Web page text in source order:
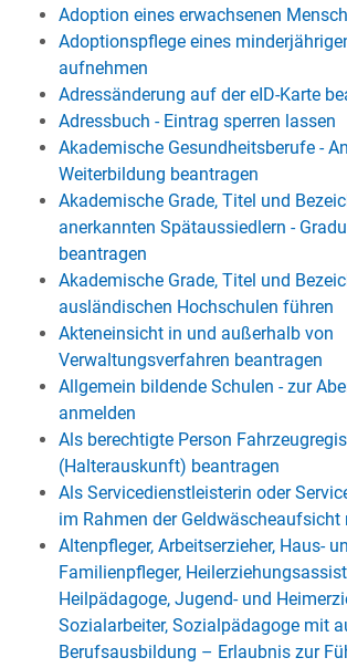
Adoption eines erwachsenen
Adoptionspflege eines
aufnehmen
Adressänderung auf der eID-Karte
Adressbuch - Eintrag sperren lassen
Akademische Gesundheitsberufe -
Weiterbildung beantragen
Akademische Grade, Titel und
anerkannten Spätaussiedlern -
beantragen
Akademische Grade, Titel und
ausländischen Hochschulen führen
Akteneinsicht in und außerhalb von
Verwaltungsverfahren beantragen
Allgemein bildende Schulen - zur
anmelden
Als berechtigte Person
(Halterauskunft) beantragen
Als Servicedienstleisterin oder
im Rahmen der Geldwäscheaufsicht
Altenpfleger, Arbeitserzieher, Haus-
Familienpfleger,
Heilpädagoge, Jugend- und
Sozialarbeiter, Sozialpädagoge mit
Berufsausbildung – Erlaubnis zur